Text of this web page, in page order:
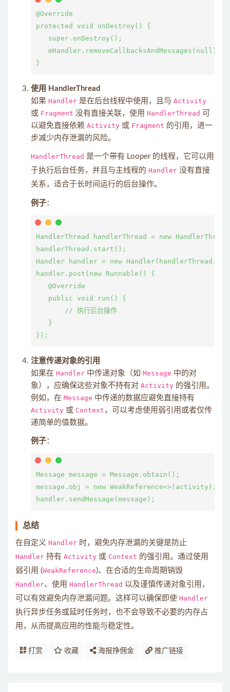
@Override
protected void onDestroy() {
   super.onDestroy();
mHandler.removeCallbacksAndMessages(null); //
使用 HandlerThread
如果 Handler 是在后台线程中使用，且与 Activity
或 Fragment 没有直接关联，使用 HandlerThread 可
以避免直接依赖 Activity 或 Fragment 的引用，进一
步减少内存泄漏的风险。
HandlerThread 是一个带有 Looper 的线程，它可以用
于执行后台任务，并且与主线程的 Handler 没有直接
关系，适合于长时间运行的后台操作。
例子：
HandlerThread handlerThread = new
handlerThread.start();
Handler handler = new
handler.post(new Runnable() {
   @Override
   public void run() {
       // 执行后台操作
   }
注意传递对象的引用
如果在 Handler 中传递对象（如 Message 中的对
象），应确保这些对象不持有对 Activity 的强引用。
例如，在 Message 中传递的数据应避免直接持有
Activity 或 Context ，可以考虑使用弱引用或者仅传
递简单的值数据。
例子：
Message message = Message.obtain();
message.obj = new WeakReference<>(activity);  //
总结
在自定义 Handler 时，避免内存泄漏的关键是防止
Handler 持有 Activity 或 Context 的强引用。通过使用
弱引用 (WeakReference)、在合适的生命周期销毁
Handler、使用 HandlerThread 以及谨慎传递对象引用，
可以有效避免内存泄漏问题。这样可以确保即使 Handler
执行异步任务或延时任务时，也不会导致不必要的内存占
用，从而提高应用的性能与稳定性。
打赏 收藏 海报挣佣金 推广链接